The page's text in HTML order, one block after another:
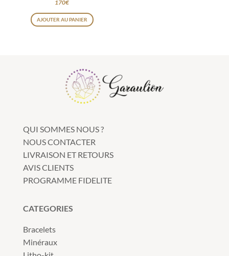
170€
AJOUTER AU PANIER
QUI SOMMES NOUS ?
NOUS CONTACTER
LIVRAISON ET RETOURS
AVIS CLIENTS
PROGRAMME FIDELITE
CATEGORIES
Bracelets
Minéraux